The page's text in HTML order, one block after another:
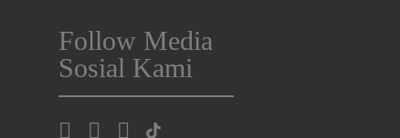
Follow Media
Sosial Kami